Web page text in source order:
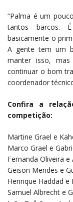
“Palma é um
tantos barcos.
basicamente o
A gente tem um
manter isso,
continuar o bom
coordenador
Confira a
competição:
Martine Grael e
Marco Grael e
Fernanda Oliveira
Geison Mendes e
Henrique Haddad e
Samuel Albrecht e